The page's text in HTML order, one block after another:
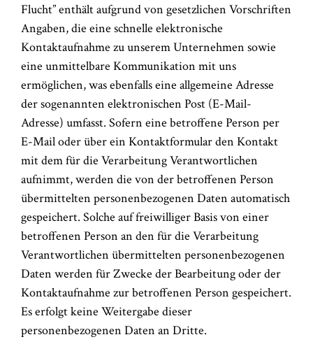
Flucht” enthält aufgrund von gesetzlichen Vorschriften
Angaben, die eine schnelle elektronische
Kontaktaufnahme zu unserem Unternehmen sowie
eine unmittelbare Kommunikation mit uns
ermöglichen, was ebenfalls eine allgemeine Adresse
der sogenannten elektronischen Post (E-Mail-
Adresse) umfasst. Sofern eine betroffene Person per
E-Mail oder über ein Kontaktformular den Kontakt
mit dem für die Verarbeitung Verantwortlichen
aufnimmt, werden die von der betroffenen Person
übermittelten personenbezogenen Daten automatisch
gespeichert. Solche auf freiwilliger Basis von einer
betroffenen Person an den für die Verarbeitung
Verantwortlichen übermittelten personenbezogenen
Daten werden für Zwecke der Bearbeitung oder der
Kontaktaufnahme zur betroffenen Person gespeichert.
Es erfolgt keine Weitergabe dieser
personenbezogenen Daten an Dritte.